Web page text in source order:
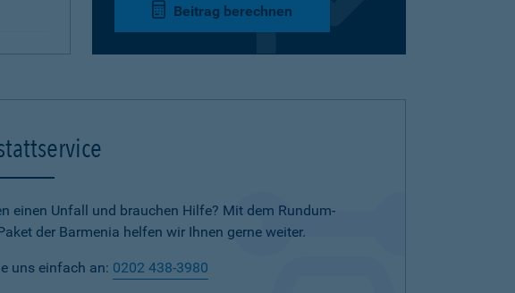
Beitrag berechnen
einen Unfall und brauchen Hilfe? Mit dem Rundum-
der Barmenia helfen wir Ihnen gerne weiter.
uns einfach an: 0202 438-3980